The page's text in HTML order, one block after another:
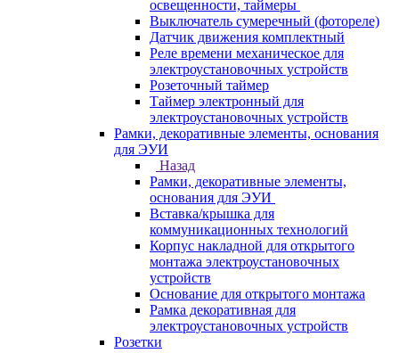
освещенности, таймеры
Выключатель сумеречный (фотореле)
Датчик движения комплектный
Реле времени механическое для
электроустановочных устройств
Розеточный таймер
Таймер электронный для
электроустановочных устройств
Рамки, декоративные элементы, основания
для ЭУИ
Назад
Рамки, декоративные элементы,
основания для ЭУИ
Вставка/крышка для
коммуникационных технологий
Корпус накладной для открытого
монтажа электроустановочных
устройств
Основание для открытого монтажа
Рамка декоративная для
электроустановочных устройств
Розетки